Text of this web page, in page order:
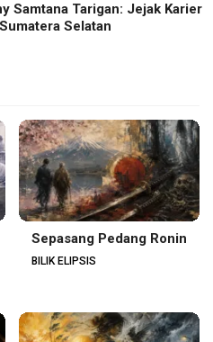
Samtana Tarigan: Jejak Karier
Selatan
Sepasang Pedang Ronin
BILIK ELIPSIS